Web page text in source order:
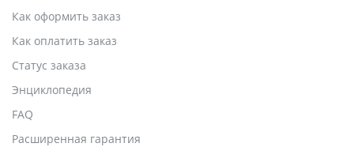
Как оформить заказ
Как оплатить заказ
Статус заказа
Энциклопедия
FAQ
Расширенная гарантия